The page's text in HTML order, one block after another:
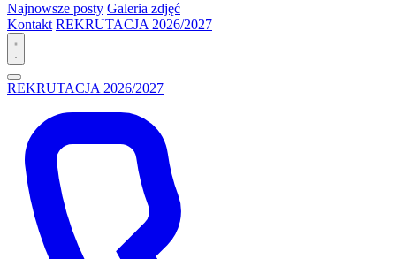
Najnowsze posty Galeria zdjęć
Kontakt REKRUTACJA 2026/2027
REKRUTACJA 2026/2027